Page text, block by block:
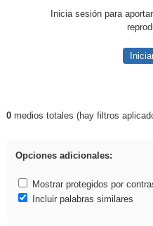
Inicia sesión para
Resultados de: cortar
0medios totales (hay filtros
Opciones adicionales:
Mostrar protegidos por
Incluir palabras similares